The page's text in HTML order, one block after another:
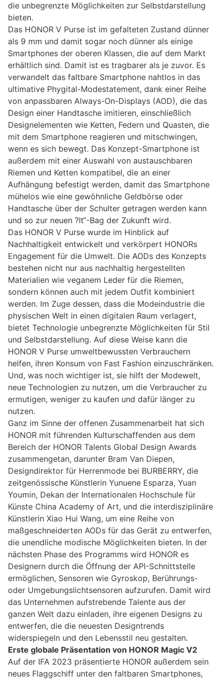
die unbegrenzte Möglichkeiten zur Selbstdarstellung
bieten.
Das HONOR V Purse ist im gefalteten Zustand dünner
als 9 mm und damit sogar noch dünner als einige
Smartphones der oberen Klassen, die auf dem Markt
erhältlich sind. Damit ist es tragbarer als je zuvor. Es
verwandelt das faltbare Smartphone nahtlos in das
ultimative Phygital-Modestatement, dank einer Reihe
von anpassbaren Always-On-Displays (AOD), die das
Design einer Handtasche imitieren, einschließlich
Designelementen wie Ketten, Federn und Quasten, die
mit dem Smartphone reagieren und mitschwingen,
wenn es sich bewegt. Das Konzept-Smartphone ist
außerdem mit einer Auswahl von austauschbaren
Riemen und Ketten kompatibel, die an einer
Aufhängung befestigt werden, damit das Smartphone
mühelos wie eine gewöhnliche Geldbörse oder
Handtasche über der Schulter getragen werden kann
und so zur neuen ?It“-Bag der Zukunft wird.
Das HONOR V Purse wurde im Hinblick auf
Nachhaltigkeit entwickelt und verkörpert HONORs
Engagement für die Umwelt. Die AODs des Konzepts
bestehen nicht nur aus nachhaltig hergestellten
Materialien wie veganem Leder für die Riemen,
sondern können auch mit jedem Outfit kombiniert
werden. Im Zuge dessen, dass die Modeindustrie die
physischen Welt in einen digitalen Raum verlagert,
bietet Technologie unbegrenzte Möglichkeiten für Stil
und Selbstdarstellung. Auf diese Weise kann die
HONOR V Purse umweltbewussten Verbrauchern
helfen, ihren Konsum von Fast Fashion einzuschränken.
Und, was noch wichtiger ist, sie hilft der Modewelt,
neue Technologien zu nutzen, um die Verbraucher zu
ermutigen, weniger zu kaufen und dafür länger zu
nutzen.
Ganz im Sinne der offenen Zusammenarbeit hat sich
HONOR mit führenden Kulturschaffenden aus dem
Bereich der HONOR Talents Global Design Awards
zusammengetan, darunter Bram Van Diepen,
Designdirektor für Herrenmode bei BURBERRY, die
zeitgenössische Künstlerin Yunuene Esparza, Yuan
Youmin, Dekan der Internationalen Hochschule für
Künste China Academy of Art, und die interdisziplinäre
Künstlerin Xiao Hui Wang, um eine Reihe von
maßgeschneiderten AODs für das Gerät zu entwerfen,
die unendliche modische Möglichkeiten bieten. In der
nächsten Phase des Programms wird HONOR es
Designern durch die Öffnung der API-Schnittstelle
ermöglichen, Sensoren wie Gyroskop, Berührungs-
oder Umgebungslichtsensoren aufzurufen. Damit wird
das Unternehmen aufstrebende Talente aus der
ganzen Welt dazu einladen, ihre eigenen Designs zu
entwerfen, die die neuesten Designtrends
widerspiegeln und den Lebensstil neu gestalten.
Erste globale Präsentation von HONOR Magic V2
Auf der IFA 2023 präsentierte HONOR außerdem sein
neues Flaggschiff unter den faltbaren Smartphones,